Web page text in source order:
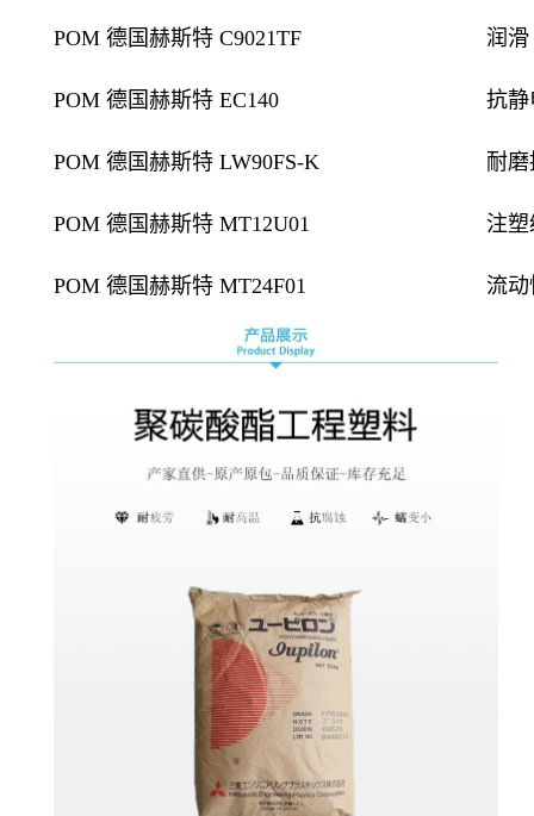
POM 德国赫斯特 C9021TF 润滑
POM 德国赫斯特 EC140 抗静
POM 德国赫斯特 LW90FS-K 耐
POM 德国赫斯特 MT12U01 注
POM 德国赫斯特 MT24F01 流